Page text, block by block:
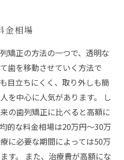
金相場
矯正の方法の一つで、透明な
歯を移動させていく方法で
目立ちにくく、取り外しも簡
を中心に人気があります。 し
の歯列矯正に比べると高額に
的な料金相場は20万円～30万
に必要な期間によっては50万
す。 また、治療費が高額にな